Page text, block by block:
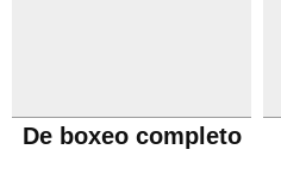
De boxeo completo